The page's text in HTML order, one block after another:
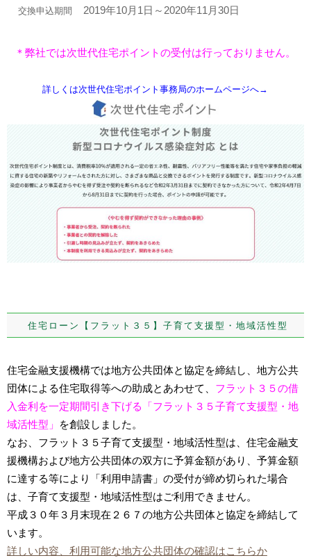
交換申込期間 2019年10月1日～2020年11月30日
＊弊社では次世代住宅ポイントの受付は行っておりません。
詳しくは次世代住宅ポイント事務局のホームページへ→
住宅ローン【フラット３５】子育て支援型・地域活性型
住宅金融支援機構では地方公共団体と協定を締結し、地方公共
団体による住宅取得等への助成とあわせて、 フラット３５の借
入金利を一定期間引き下げる「フラット３５子育て支援型・地
域活性型」
を創設しました。
なお、フラット３５子育て支援型・地域活性型は、住宅金融支
援機構および地方公共団体の双方に予算金額があり、予算金額
に達する等により「利用申請書」の受付が締め切られた場合
は、子育て支援型・地域活性型はご利用できません。
平成３０年３月末現在２６７の地方公共団体と協定を締結して
います。
詳しい内容、利用可能な地方公共団体の確認はこちらか